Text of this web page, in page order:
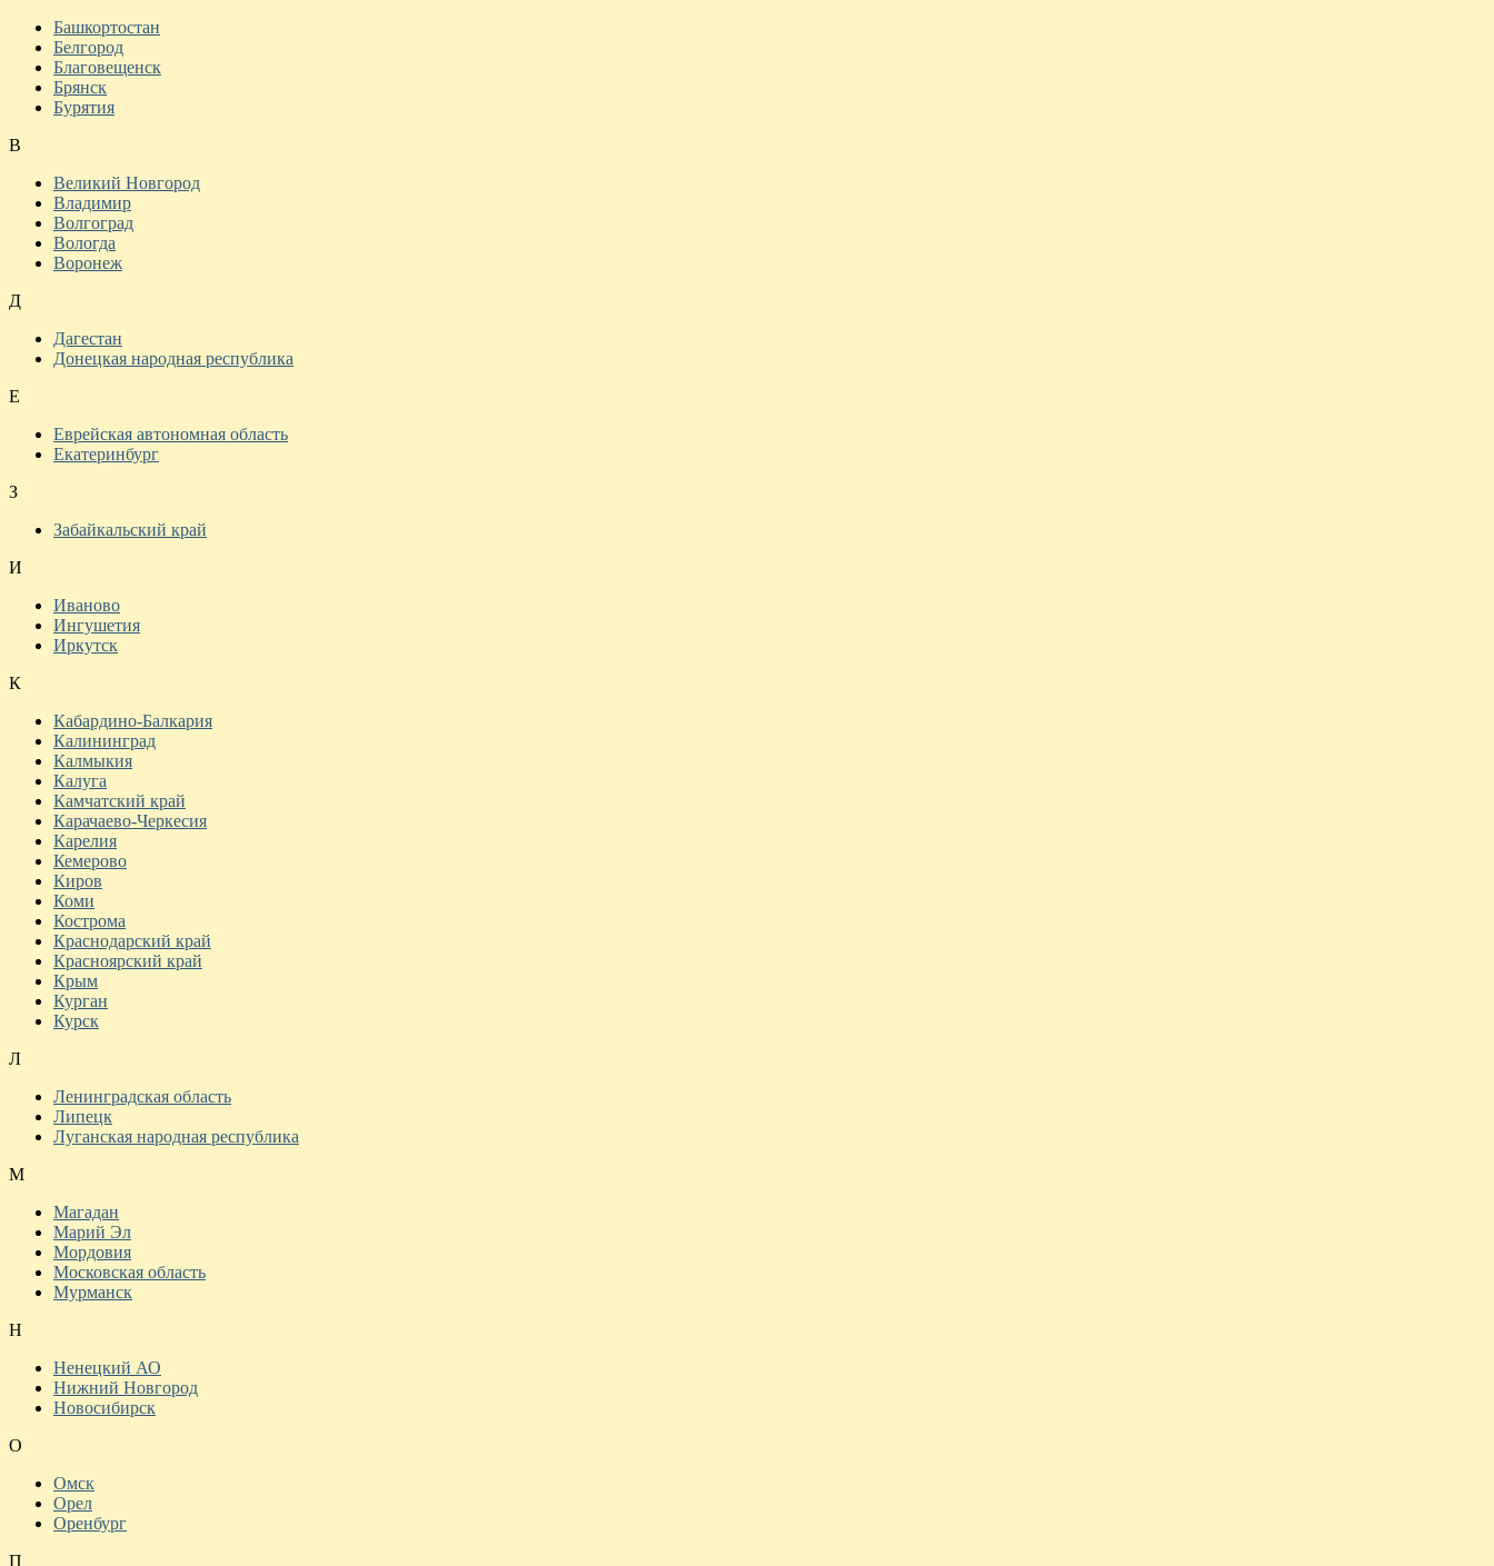
Башкортостан
Белгород
Благовещенск
Брянск
Бурятия
В
Великий Новгород
Владимир
Волгоград
Вологда
Воронеж
Д
Дагестан
Донецкая народная республика
Е
Еврейская автономная область
Екатеринбург
З
Забайкальский край
И
Иваново
Ингушетия
Иркутск
К
Кабардино-Балкария
Калининград
Калмыкия
Калуга
Камчатский край
Карачаево-Черкесия
Карелия
Кемерово
Киров
Коми
Кострома
Краснодарский край
Красноярский край
Крым
Курган
Курск
Л
Ленинградская область
Липецк
Луганская народная республика
М
Магадан
Марий Эл
Мордовия
Московская область
Мурманск
Н
Ненецкий АО
Нижний Новгород
Новосибирск
О
Омск
Орел
Оренбург
П